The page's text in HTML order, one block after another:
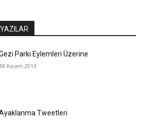
Parkı Eylemleri Üzerine
18 Kasım 2013
Tweetleri